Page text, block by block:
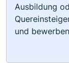
Ausbildung
und